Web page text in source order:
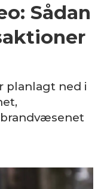
Sådan
planlagt ned i